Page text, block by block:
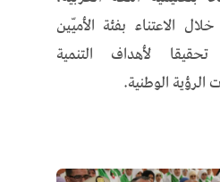
الاعتناء بفئة الأميّين
تحقيقا لأهداف التنمية
الوطنية.